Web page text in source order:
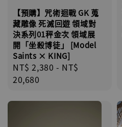
【預購】咒術迴戰 GK 蒐
藏雕像 死滅回遊 領域對
決系列01秤金次 領域展
開「坐殺博徒」 [Model
Saints × KING]
Regular
price
NT$ 2,380 - NT$
20,680